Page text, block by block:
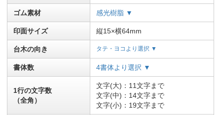
ゴム素材 感光樹脂 ▼
印面サイズ 縦15×横64mm
台木の向き タテ・ヨコより選択 ▼
書体数 4書体より選択 ▼
1行の文字数
（全角）
文字(大)：11文字まで
文字(中)：14文字まで
文字(小)：19文字まで